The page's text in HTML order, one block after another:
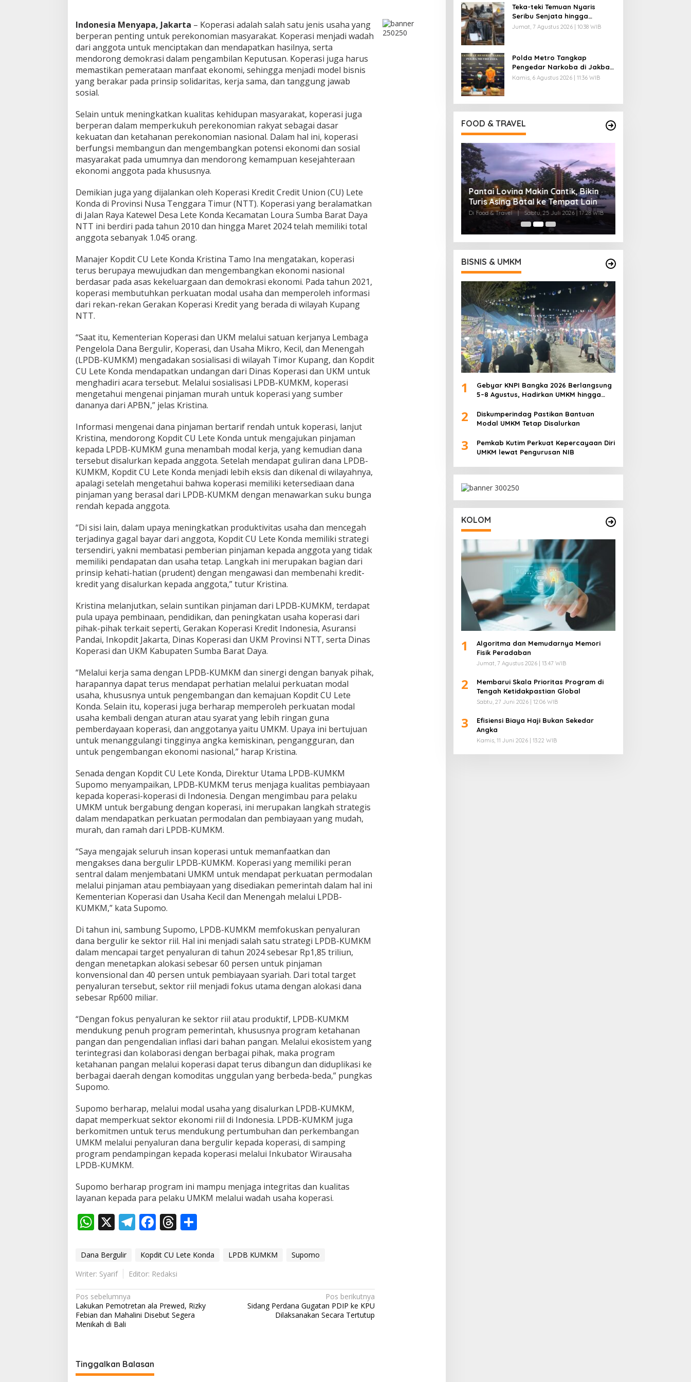
t
C
U
e
t
e
n
d
a
N
T
T
N
m
a
t
i
L
a
a
n
a
n
L
P
-
K
U
M
K
M
Indonesia Menyapa, Jakarta – Koperasi adalah salah satu jenis usaha yang
berperan penting untuk perekonomian masyarakat. Koperasi menjadi wadah
dari anggota untuk menciptakan dan mendapatkan hasilnya, serta
mendorong demokrasi dalam pengambilan Keputusan. Koperasi juga harus
memastikan pemerataan manfaat ekonomi, sehingga menjadi model bisnis
yang berakar pada prinsip solidaritas, kerja sama, dan tanggung jawab
sosial.
Selain untuk meningkatkan kualitas kehidupan masyarakat, koperasi juga
berperan dalam memperkukuh perekonomian rakyat sebagai dasar
kekuatan dan ketahanan perekonomian nasional. Dalam hal ini, koperasi
berfungsi membangun dan mengembangkan potensi ekonomi dan sosial
masyarakat pada umumnya dan mendorong kemampuan kesejahteraan
ekonomi anggota pada khususnya.
Demikian juga yang dijalankan oleh Koperasi Kredit Credit Union (CU) Lete
Konda di Provinsi Nusa Tenggara Timur (NTT). Koperasi yang beralamatkan
di Jalan Raya Katewel Desa Lete Konda Kecamatan Loura Sumba Barat Daya
NTT ini berdiri pada tahun 2010 dan hingga Maret 2024 telah memiliki total
anggota sebanyak 1.045 orang.
Manajer Kopdit CU Lete Konda Kristina Tamo Ina mengatakan, koperasi
terus berupaya mewujudkan dan mengembangkan ekonomi nasional
berdasar pada asas kekeluargaan dan demokrasi ekonomi. Pada tahun 2021,
koperasi membutuhkan perkuatan modal usaha dan memperoleh informasi
dari rekan-rekan Gerakan Koperasi Kredit yang berada di wilayah Kupang
NTT.
“Saat itu, Kementerian Koperasi dan UKM melalui satuan kerjanya Lembaga
Pengelola Dana Bergulir, Koperasi, dan Usaha Mikro, Kecil, dan Menengah
(LPDB-KUMKM) mengadakan sosialisasi di wilayah Timor Kupang, dan Kopdit
CU Lete Konda mendapatkan undangan dari Dinas Koperasi dan UKM untuk
menghadiri acara tersebut. Melalui sosialisasi LPDB-KUMKM, koperasi
mengetahui mengenai pinjaman murah untuk koperasi yang sumber
dananya dari APBN,” jelas Kristina.
Informasi mengenai dana pinjaman bertarif rendah untuk koperasi, lanjut
Kristina, mendorong Kopdit CU Lete Konda untuk mengajukan pinjaman
kepada LPDB-KUMKM guna menambah modal kerja, yang kemudian dana
tersebut disalurkan kepada anggota. Setelah mendapat guliran dana LPDB-
KUMKM, Kopdit CU Lete Konda menjadi lebih eksis dan dikenal di wilayahnya,
apalagi setelah mengetahui bahwa koperasi memiliki ketersediaan dana
pinjaman yang berasal dari LPDB-KUMKM dengan menawarkan suku bunga
rendah kepada anggota.
“Di sisi lain, dalam upaya meningkatkan produktivitas usaha dan mencegah
terjadinya gagal bayar dari anggota, Kopdit CU Lete Konda memiliki strategi
tersendiri, yakni membatasi pemberian pinjaman kepada anggota yang tidak
memiliki pendapatan dan usaha tetap. Langkah ini merupakan bagian dari
prinsip kehati-hatian (prudent) dengan mengawasi dan membenahi kredit-
kredit yang disalurkan kepada anggota,” tutur Kristina.
Kristina melanjutkan, selain suntikan pinjaman dari LPDB-KUMKM, terdapat
pula upaya pembinaan, pendidikan, dan peningkatan usaha koperasi dari
pihak-pihak terkait seperti, Gerakan Koperasi Kredit Indonesia, Asuransi
Pandai, Inkopdit Jakarta, Dinas Koperasi dan UKM Provinsi NTT, serta Dinas
Koperasi dan UKM Kabupaten Sumba Barat Daya.
“Melalui kerja sama dengan LPDB-KUMKM dan sinergi dengan banyak pihak,
harapannya dapat terus mendapat perhatian melalui perkuatan modal
usaha, khususnya untuk pengembangan dan kemajuan Kopdit CU Lete
Konda. Selain itu, koperasi juga berharap memperoleh perkuatan modal
usaha kembali dengan aturan atau syarat yang lebih ringan guna
pemberdayaan koperasi, dan anggotanya yaitu UMKM. Upaya ini bertujuan
untuk menanggulangi tingginya angka kemiskinan, pengangguran, dan
untuk pengembangan ekonomi nasional,” harap Kristina.
Senada dengan Kopdit CU Lete Konda, Direktur Utama LPDB-KUMKM
Supomo menyampaikan, LPDB-KUMKM terus menjaga kualitas pembiayaan
kepada koperasi-koperasi di Indonesia. Dengan mengimbau para pelaku
UMKM untuk bergabung dengan koperasi, ini merupakan langkah strategis
dalam mendapatkan perkuatan permodalan dan pembiayaan yang mudah,
murah, dan ramah dari LPDB-KUMKM.
“Saya mengajak seluruh insan koperasi untuk memanfaatkan dan
mengakses dana bergulir LPDB-KUMKM. Koperasi yang memiliki peran
sentral dalam menjembatani UMKM untuk mendapat perkuatan permodalan
melalui pinjaman atau pembiayaan yang disediakan pemerintah dalam hal ini
Kementerian Koperasi dan Usaha Kecil dan Menengah melalui LPDB-
KUMKM,” kata Supomo.
Di tahun ini, sambung Supomo, LPDB-KUMKM memfokuskan penyaluran
dana bergulir ke sektor riil. Hal ini menjadi salah satu strategi LPDB-KUMKM
dalam mencapai target penyaluran di tahun 2024 sebesar Rp1,85 triliun,
dengan menetapkan alokasi sebesar 60 persen untuk pinjaman
konvensional dan 40 persen untuk pembiayaan syariah. Dari total target
penyaluran tersebut, sektor riil menjadi fokus utama dengan alokasi dana
sebesar Rp600 miliar.
“Dengan fokus penyaluran ke sektor riil atau produktif, LPDB-KUMKM
mendukung penuh program pemerintah, khususnya program ketahanan
pangan dan pengendalian inflasi dari bahan pangan. Melalui ekosistem yang
terintegrasi dan kolaborasi dengan berbagai pihak, maka program
ketahanan pangan melalui koperasi dapat terus dibangun dan diduplikasi ke
berbagai daerah dengan komoditas unggulan yang berbeda-beda,” pungkas
Supomo.
Supomo berharap, melalui modal usaha yang disalurkan LPDB-KUMKM,
dapat memperkuat sektor ekonomi riil di Indonesia. LPDB-KUMKM juga
berkomitmen untuk terus mendukung pertumbuhan dan perkembangan
UMKM melalui penyaluran dana bergulir kepada koperasi, di samping
program pendampingan kepada koperasi melalui Inkubator Wirausaha
LPDB-KUMKM.
Supomo berharap program ini mampu menjaga integritas dan kualitas
layanan kepada para pelaku UMKM melalui wadah usaha koperasi.
W
at
s
A
p
p
X T
e
gr
a
m
F
e
b
o
o
k
T
re
a
d
s
ar
Dana Bergulir Kopdit CU Lete Konda LPDB KUMKM
Supomo
Writer: Syarif
Editor: Redaksi
N
a
v
g
a
Pos sebelumnya
Lakukan Pemotretan ala Prewed, Rizky
Febian dan Mahalini Disebut Segera
Menikah di Bali
Pos berikutnya
Sidang Perdana Gugatan PDIP ke KPU
Dilaksanakan Secara Tertutup
Tinggalkan Balasan
Teka-teki Temuan Nyaris
Seribu Senjata hingga
Narkoba di Sekolah Jaksel
Jumat, 7 Agustus 2026 | 10:38 WIB
Polda Metro Tangkap
Pengedar Narkoba di Jakbar,
Ganja 4 Kg Disita
Kamis, 6 Agustus 2026 | 11:36 WIB
FOOD & TRAVEL
Kuliner Khas yang Bikin Turis
Ketagihan
Di Food & Travel |
Senin, 3 Agustus 2026 | 17:20
WIB
Pantai Lovina Makin Cantik, Bikin
Turis Asing Batal ke Tempat Lain
Di Food & Travel | Sabtu, 25 Juli 2026 | 17:28 WIB
BISNIS & UMKM
1
Gebyar KNPI Bangka 2026 Berlangsung
5–8 Agustus, Hadirkan UMKM hingga
2
Diskumperindag Pastikan Bantuan
Modal UMKM Tetap Disalurkan
3
Pemkab Kutim Perkuat Kepercayaan Diri
UMKM lewat Pengurusan NIB
KOLOM
1
Algoritma dan Memudarnya Memori
Fisik Peradaban
Jumat, 7 Agustus 2026 | 13:47 WIB
2
Membarui Skala Prioritas Program di
Tengah Ketidakpastian Global
Sabtu, 27 Juni 2026 | 12:06 WIB
3
Efisiensi Biaya Haji Bukan Sekedar
Angka
Kamis, 11 Juni 2026 | 13:22 WIB